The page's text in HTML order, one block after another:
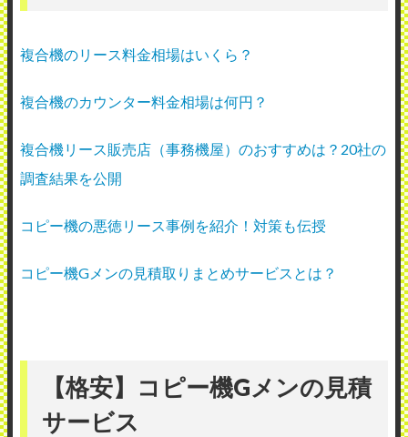
複合機のリース料金相場はいくら？
複合機のカウンター料金相場は何円？
複合機リース販売店（事務機屋）のおすすめは？20社の
調査結果を公開
コピー機の悪徳リース事例を紹介！対策も伝授
コピー機Gメンの見積取りまとめサービスとは？
【格安】コピー機Gメンの見積
サービス